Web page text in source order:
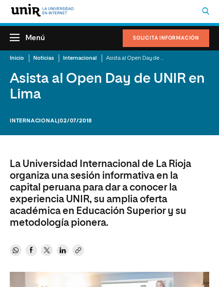
SOLICITA INFORMACIÓN
Menú
Inicio Noticias Internacional
Asista al Open Day de UNIR en
Lima
INTERNACIONAL |02/07/2018
La Universidad Internacional de La Rioja
organiza una sesión informativa en la
capital peruana para dar a conocer la
experiencia UNIR, su amplia oferta
académica en Educación Superior y su
metodología pionera.